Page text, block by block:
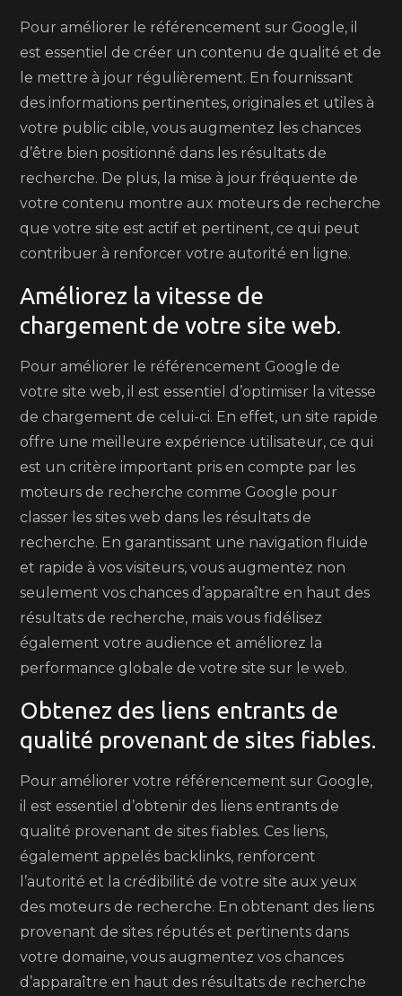
Pour améliorer le référencement sur Google, il
est essentiel de créer un contenu de qualité et de
le mettre à jour régulièrement. En fournissant
des informations pertinentes, originales et utiles à
votre public cible, vous augmentez les chances
d’être bien positionné dans les résultats de
recherche. De plus, la mise à jour fréquente de
votre contenu montre aux moteurs de recherche
que votre site est actif et pertinent, ce qui peut
contribuer à renforcer votre autorité en ligne.
Améliorez la vitesse de
chargement de votre site web.
Pour améliorer le référencement Google de
votre site web, il est essentiel d’optimiser la vitesse
de chargement de celui-ci. En effet, un site rapide
offre une meilleure expérience utilisateur, ce qui
est un critère important pris en compte par les
moteurs de recherche comme Google pour
classer les sites web dans les résultats de
recherche. En garantissant une navigation fluide
et rapide à vos visiteurs, vous augmentez non
seulement vos chances d’apparaître en haut des
résultats de recherche, mais vous fidélisez
également votre audience et améliorez la
performance globale de votre site sur le web.
Obtenez des liens entrants de
qualité provenant de sites fiables.
Pour améliorer votre référencement sur Google,
il est essentiel d’obtenir des liens entrants de
qualité provenant de sites fiables. Ces liens,
également appelés backlinks, renforcent
l’autorité et la crédibilité de votre site aux yeux
des moteurs de recherche. En obtenant des liens
provenant de sites réputés et pertinents dans
votre domaine, vous augmentez vos chances
d’apparaître en haut des résultats de recherche